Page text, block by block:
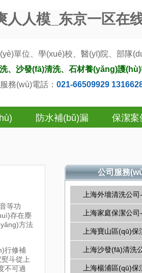
人模_东京一区在
單位、學(xué)校、醫(yī)院、部隊
墻清洗、沙發(fā)清洗、石材養(yǎng)護
務(wù)電話： 021-66509929
防水補(bǔ)漏
保潔案
等功
存在塵
方法
行修補
熨斗從上
不可過
公司服務
上海外墻清洗公
清洗
上海家庭保潔公
家庭保潔-上海家
上海寶山區(qū)
公司-寶山保潔公司
上海沙發(fā)清洗
上海壁布清洗
上海楊浦區(qū)